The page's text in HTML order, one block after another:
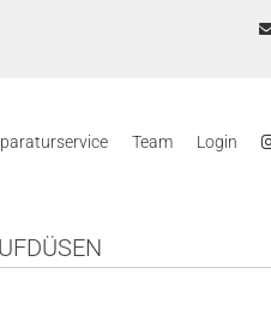
Team Login